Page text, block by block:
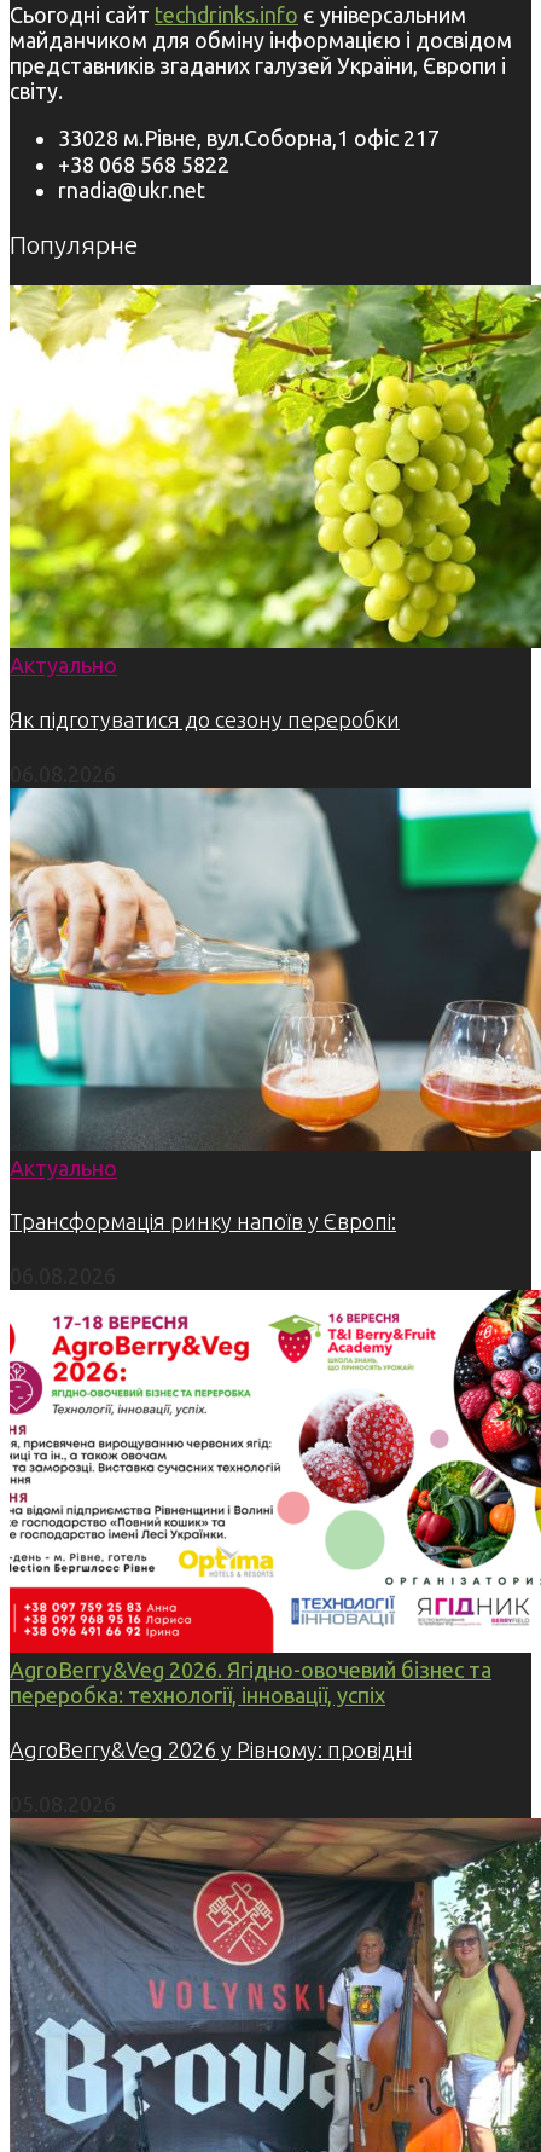
Сьогодні сайт techdrinks.info є універсальним
майданчиком для обміну інформацією і досвідом
представників згаданих галузей України, Європи і
світу.
33028 м.Рівне, вул.Соборна,1 офіс 217
+38 068 568 5822
rnadia@ukr.net
Популярне
Актуально
Як підготуватися до сезону переробки
Актуально
Трансформація ринку напоїв у Європі:
AgroBerry&Veg 2026. Ягідно-овочевий бізнес та
переробка: технології, інновації, успіх
AgroBerry&Veg 2026 у Рівному: провідні